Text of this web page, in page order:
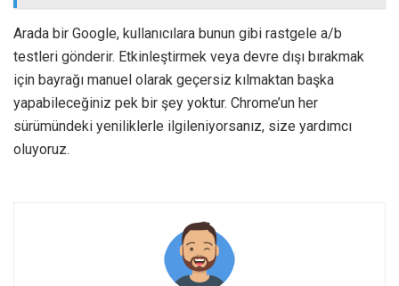
Arada bir Google, kullanıcılara bunun gibi rastgele a/b
testleri gönderir. Etkinleştirmek veya devre dışı bırakmak
için bayrağı manuel olarak geçersiz kılmaktan başka
yapabileceğiniz pek bir şey yoktur. Chrome’un her
sürümündeki yeniliklerle ilgileniyorsanız, size yardımcı
oluyoruz.